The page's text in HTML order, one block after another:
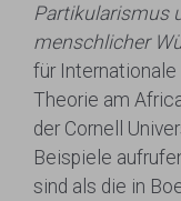
Partikularismus
menschlicher
für
Theorie am
der Cornell
Beispiele
sind als die in